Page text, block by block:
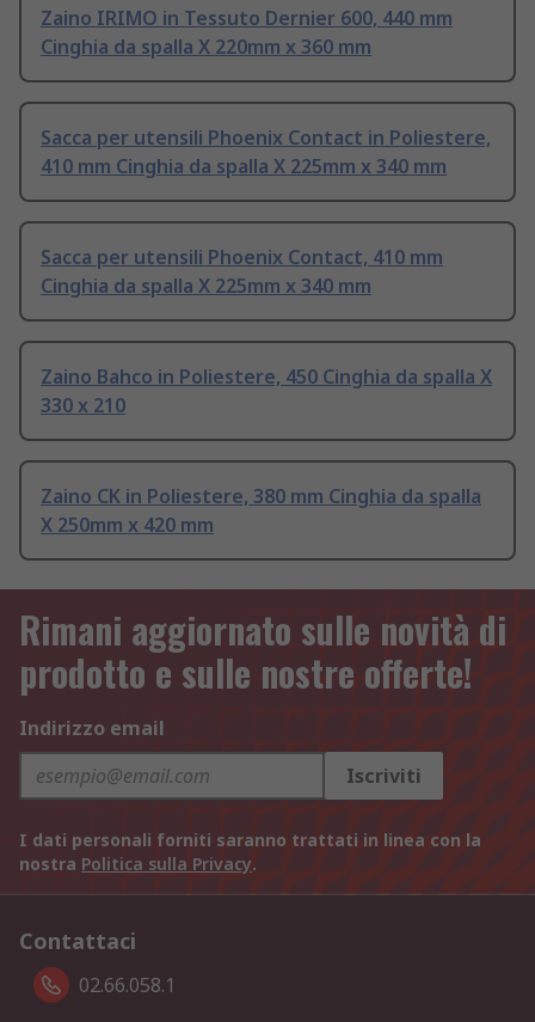
Zaino IRIMO in Tessuto Dernier 600, 440 mm
Cinghia da spalla X 220mm x 360 mm
Sacca per utensili Phoenix Contact in Poliestere,
410 mm Cinghia da spalla X 225mm x 340 mm
Sacca per utensili Phoenix Contact, 410 mm
Cinghia da spalla X 225mm x 340 mm
Zaino Bahco in Poliestere, 450 Cinghia da spalla X
330 x 210
Zaino CK in Poliestere, 380 mm Cinghia da spalla
X 250mm x 420 mm
Rimani aggiornato sulle novità di
prodotto e sulle nostre offerte!
Indirizzo email
Iscriviti
I dati personali forniti saranno trattati in linea con la
nostra Politica sulla Privacy.
Contattaci
02.66.058.1